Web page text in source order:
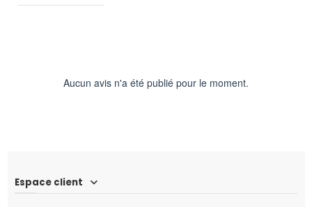
Aucun avis n'a été publié pour le moment.
Espace client